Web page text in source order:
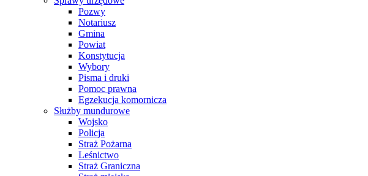
Pozwy
Notariusz
Gmina
Powiat
Konstytucja
Wybory
Pisma i druki
Pomoc prawna
Egzekucja komornicza
Służby mundurowe
Wojsko
Policja
Straż Pożarna
Leśnictwo
Straż Graniczna